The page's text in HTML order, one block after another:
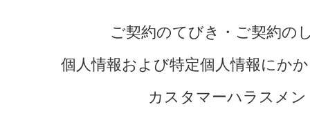
ご契約のてびき・ご契約の
個人情報および特定個人情報にか
カスタマーハラスメ